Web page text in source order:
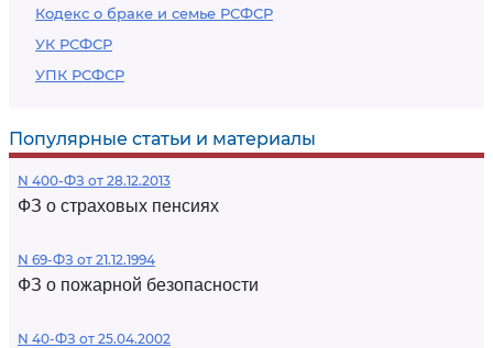
Кодекс о браке и семье РСФСР
УК РСФСР
УПК РСФСР
Популярные статьи и материалы
N 400-ФЗ от 28.12.2013
ФЗ о страховых пенсиях
N 69-ФЗ от 21.12.1994
ФЗ о пожарной безопасности
N 40-ФЗ от 25.04.2002